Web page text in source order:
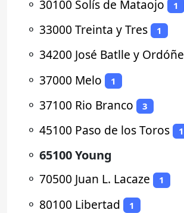
⚬ 30100 Solís de Mataojo 1
⚬ 33000 Treinta y Tres 1
⚬ 34200 José Batlle y
⚬ 37000 Melo 1
⚬ 37100 Rio Branco 3
⚬ 45100 Paso de los Toros 1
⚬ 65100 Young
⚬ 70500 Juan L. Lacaze 1
⚬ 80100 Libertad 1